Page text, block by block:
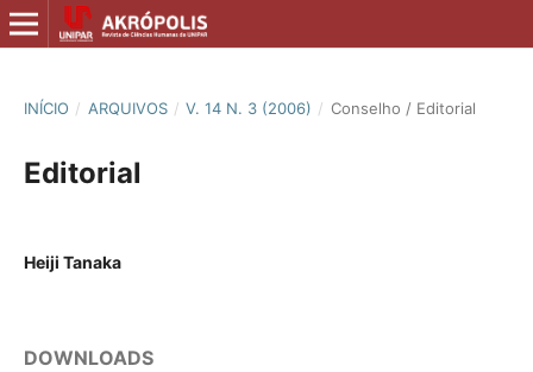
INÍCIO / ARQUIVOS / V. 14 N. 3 (2006) / Conselho / Editorial
Editorial
Heiji Tanaka
DOWNLOADS